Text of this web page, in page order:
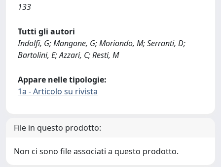
133
Tutti gli autori
Indolfi, G; Mangone, G; Moriondo, M; Serranti, D;
Bartolini, E; Azzari, C; Resti, M
Appare nelle tipologie:
1a - Articolo su rivista
File in questo prodotto:
Non ci sono file associati a questo prodotto.